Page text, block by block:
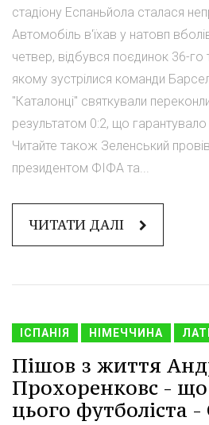
стадіону Еспаньйола сталася
Автомобіль в'їхав у натовп
четвер, відбувся поєдинок 36-го
якому зустрілися команди
"Каталонці" святкували
результатом 0:2, що гарантувало
Читайте також Зеленський
президентом ФІФА та...
ЧИТАТИ ДАЛІ
ІСПАНІЯ НІМЕЧЧИНА
Пішов з життя
Прохоренковс -
цього футболіста